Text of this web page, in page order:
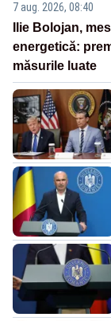
7 aug. 2026, 08:40
Ilie Bolojan,
energetică:
măsurile luate